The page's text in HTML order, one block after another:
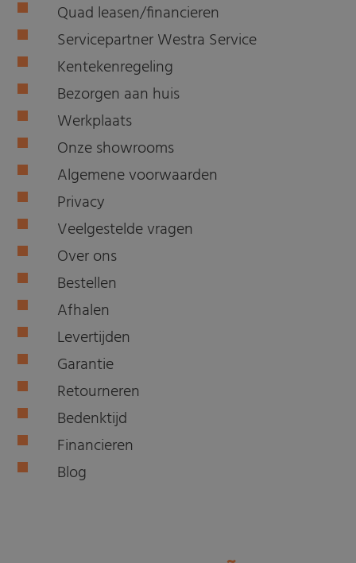
Quad leasen/financieren
Servicepartner Westra Service
Kentekenregeling
Bezorgen aan huis
Werkplaats
Onze showrooms
Algemene voorwaarden
Privacy
Veelgestelde vragen
Over ons
Bestellen
Afhalen
Levertijden
Garantie
Retourneren
Bedenktijd
Financieren
Blog